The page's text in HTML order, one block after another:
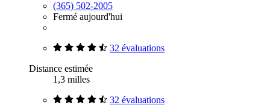
(365) 502-2005
Fermé aujourd'hui
32 évaluations
Distance estimée
1,3 milles
32 évaluations